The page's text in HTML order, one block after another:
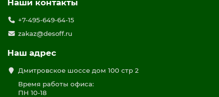
Наши контакты
+7-495-649-64-15
zakaz@desoff.ru
Наш адрес
Дмитровское шоссе дом 100 стр 2
Время работы офиса:
ПН 10-18